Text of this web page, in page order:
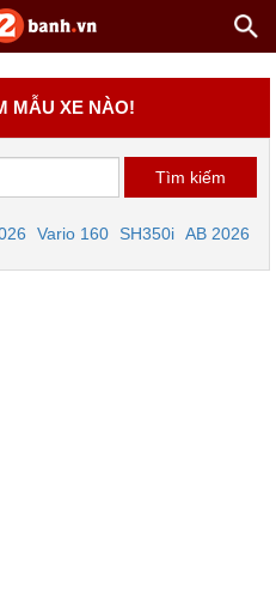
MẪU XE NÀO!
Vario 160 SH350i AB 2026